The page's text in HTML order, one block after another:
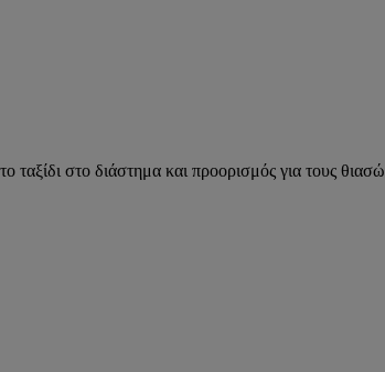
ταξίδι στο διάστημα και προορισμός για τους